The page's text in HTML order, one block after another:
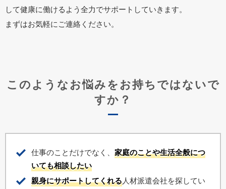
して健康に働けるよう全力でサポートしていきます。
まずはお気軽にご連絡ください。
このようなお悩みをお持ちではないで
すか？
仕事のことだけでなく、 家庭のことや生活全般につ
いても相談したい
親身にサポートしてくれる人材派遣会社を探してい